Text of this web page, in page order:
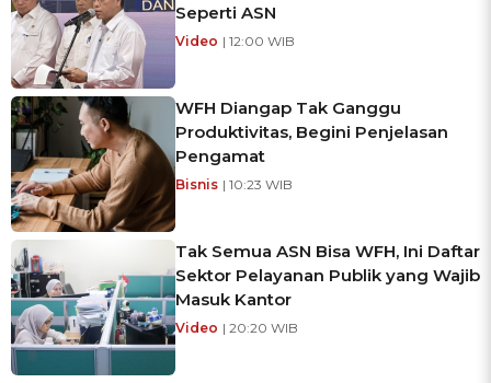
Seperti ASN
Video | 12:00 WIB
WFH Diangap Tak Ganggu
Produktivitas, Begini Penjelasan
Pengamat
Bisnis | 10:23 WIB
Tak Semua ASN Bisa WFH, Ini Daftar
Sektor Pelayanan Publik yang Wajib
Masuk Kantor
Video | 20:20 WIB